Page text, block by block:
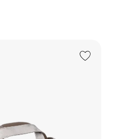
Add to Wishlist